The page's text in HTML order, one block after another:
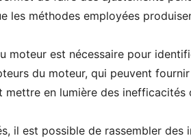
les méthodes employées
moteur est nécessaire pour
du moteur, qui peuvent
en lumière des
il est possible de rassembler